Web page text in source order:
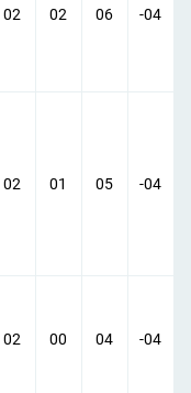
02 02 06 -04
02 01 05 -04
02 00 04 -04